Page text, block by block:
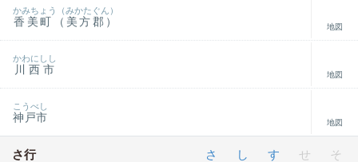
香美町（美方郡）
かみちょう（みかたぐん）
地図
川西市
かわにしし
地図
神戸市
こうべし
地図
さ行 さ し す せ そ